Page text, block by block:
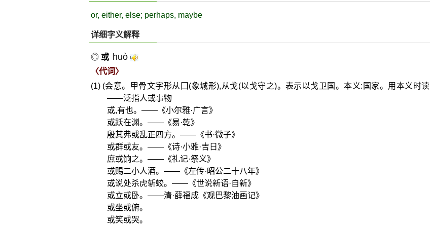
or, either, else; perhaps, maybe
详细字义解释
◎ 或 huò
〈代词〉
(1) (会意。甲骨文字形从囗(象城形),从戈(以戈守之)。表示以戈卫国。本义:国家。用本义时读
——泛指人或事物
或,有也。——《小尔雅·广言》
或跃在渊。——《易·乾》
殷其弗或乱正四方。——《书·微子》
或群或友。——《诗·小雅·吉日》
庶或饷之。——《礼记·祭义》
或赐二小人酒。——《左传·昭公二十八年》
或说处杀虎斩蛟。——《世说新语·自新》
或立或卧。——清·薛福成《观巴黎油画记》
或坐或俯。
或笑或哭。